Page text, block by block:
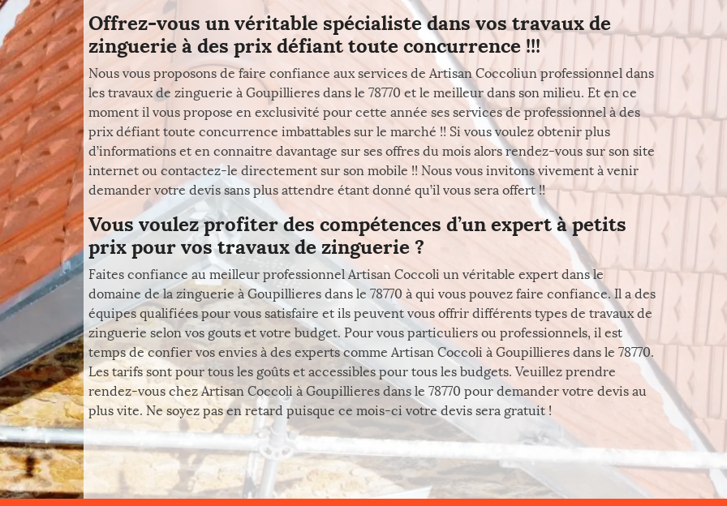
Offrez-vous un véritable spécialiste dans vos travaux de
zinguerie à des prix défiant toute concurrence !!!
Nous vous proposons de faire confiance aux services de Artisan Coccoliun professionnel dans
les travaux de zinguerie à Goupillieres dans le 78770 et le meilleur dans son milieu. Et en ce
moment il vous propose en exclusivité pour cette année ses services de professionnel à des
prix défiant toute concurrence imbattables sur le marché !! Si vous voulez obtenir plus
d’informations et en connaitre davantage sur ses offres du mois alors rendez-vous sur son site
internet ou contactez-le directement sur son mobile !! Nous vous invitons vivement à venir
demander votre devis sans plus attendre étant donné qu’il vous sera offert !!
Vous voulez profiter des compétences d’un expert à petits
prix pour vos travaux de zinguerie ?
Faites confiance au meilleur professionnel Artisan Coccoli un véritable expert dans le
domaine de la zinguerie à Goupillieres dans le 78770 à qui vous pouvez faire confiance. Il a des
équipes qualifiées pour vous satisfaire et ils peuvent vous offrir différents types de travaux de
zinguerie selon vos gouts et votre budget. Pour vous particuliers ou professionnels, il est
temps de confier vos envies à des experts comme Artisan Coccoli à Goupillieres dans le 78770.
Les tarifs sont pour tous les goûts et accessibles pour tous les budgets. Veuillez prendre
rendez-vous chez Artisan Coccoli à Goupillieres dans le 78770 pour demander votre devis au
plus vite. Ne soyez pas en retard puisque ce mois-ci votre devis sera gratuit !